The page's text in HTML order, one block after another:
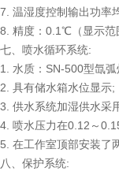
7. 温湿度控制输出功率
8. 精度：0.1℃（显示范
七、喷水循环系统:
1. 水质：SN-500型氙
2. 具有储水箱水位显示;
3. 供水系统加湿供水采
4. 喷水压力在0.12～
5. 在工作室顶部安装了
八、保护系统: